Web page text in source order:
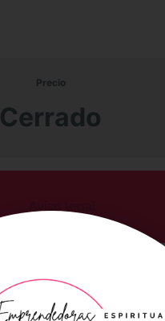
Precio
Cerrado